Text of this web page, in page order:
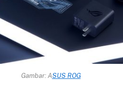
Gambar: ASUS ROG